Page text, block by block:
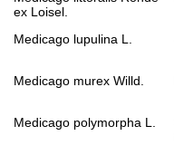
ex Loisel.
Medicago lupulina L.
Medicago murex Willd.
Medicago polymorpha L.